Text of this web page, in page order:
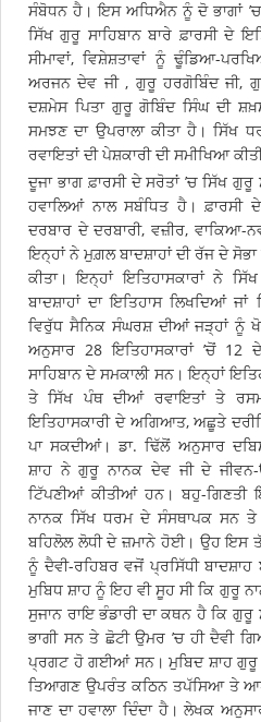
ਸੰਬੋਧਨ ਹੈ। ਇਸ ਅਧਿਐਨ ਨੂੰ ਦੋ ਭਾਗਾਂ
ਸਿੱਖ ਗੁਰੂ ਸਾਹਿਬਾਨ ਬਾਰੇ ਫ਼ਾਰਸੀ ਦੇ
ਸੀਮਾਵਾਂ, ਵਿਸ਼ੇਸ਼ਤਾਵਾਂ ਨੂੰ ਢੂੰਡਿਆ-
ਅਰਜਨ ਦੇਵ ਜੀ , ਗੁਰੂ ਹਰਗੋਬਿੰਦ ਜੀ,
ਦਸ਼ਮੇਸ ਪਿਤਾ ਗੁਰੂ ਗੋਬਿੰਦ ਸਿੰਘ ਦੀ
ਸਮਝਣ ਦਾ ਉਪਰਾਲਾ ਕੀਤਾ ਹੈ। ਸਿੱਖ
ਰਵਾਇਤਾਂ ਦੀ ਪੇਸ਼ਕਾਰੀ ਦੀ ਸਮੀਖਿਆ
ਦੂਜਾ ਭਾਗ ਫ਼ਾਰਸੀ ਦੇ ਸਰੋਤਾਂ ’ਚ ਸਿੱਖ ਗੁਰੂ
ਹਵਾਲਿਆਂ ਨਾਲ ਸਬੰਧਿਤ ਹੈ। ਫ਼ਾਰਸੀ
ਦਰਬਾਰ ਦੇ ਦਰਬਾਰੀ, ਵਜ਼ੀਰ, ਵਾਕਿਆ-
ਇਨ੍ਹਾਂ ਨੇ ਮੁਗ਼ਲ ਬਾਦਸ਼ਾਹਾਂ ਦੀ ਰੱਜ ਦੇ
ਕੀਤਾ। ਇਨ੍ਹਾਂ ਇਤਿਹਾਸਕਾਰਾਂ ਨੇ
ਬਾਦਸ਼ਾਹਾਂ ਦਾ ਇਤਿਹਾਸ ਲਿਖਦਿਆਂ
ਵਿਰੁੱਧ ਸੈਨਿਕ ਸੰਘਰਸ਼ ਦੀਆਂ ਜੜ੍ਹਾਂ ਨੂੰ
ਅਨੁਸਾਰ 28 ਇਤਿਹਾਸਕਾਰਾਂ ’ਚੋਂ 12
ਸਾਹਿਬਾਨ ਦੇ ਸਮਕਾਲੀ ਸਨ। ਇਨ੍ਹਾਂ
ਤੇ ਸਿੱਖ ਪੰਥ ਦੀਆਂ ਰਵਾਇਤਾਂ ਤੇ
ਇਤਿਹਾਸਕਾਰੀ ਦੇ ਅਗਿਆਤ, ਅਛੂਤੇ
ਪਾ ਸਕਦੀਆਂ। ਡਾ. ਢਿੱਲੋਂ ਅਨੁਸਾਰ
ਸ਼ਾਹ ਨੇ ਗੁਰੂ ਨਾਨਕ ਦੇਵ ਜੀ ਦੇ
ਟਿੱਪਣੀਆਂ ਕੀਤੀਆਂ ਹਨ। ਬਹੁ-ਗਿਣਤੀ
ਨਾਨਕ ਸਿੱਖ ਧਰਮ ਦੇ ਸੰਸਥਾਪਕ ਸਨ ਤੇ
ਬਹਿਲੋਲ ਲੋਧੀ ਦੇ ਜ਼ਮਾਨੇ ਹੋਈ। ਉਹ ਇਸ
ਨੂੰ ਦੈਵੀ-ਰਹਿਬਰ ਵਜੋਂ ਪ੍ਰਸਿੱਧੀ
ਮੁਬਿਧ ਸ਼ਾਹ ਨੂੰ ਇਹ ਵੀ ਸੂਹ ਸੀ ਕਿ ਗੁਰੂ
ਸੁਜਾਨ ਰਾਇ ਭੰਡਾਰੀ ਦਾ ਕਥਨ ਹੈ ਕਿ ਗੁਰੂ
ਭਾਗੀ ਸਨ ਤੇ ਛੋਟੀ ਉਮਰ ’ਚ ਹੀ ਦੈਵੀ
ਪ੍ਰਗਟ ਹੋ ਗਈਆਂ ਸਨ। ਮੁਬਿਦ ਸ਼ਾਹ ਗੁਰੂ
ਤਿਆਗਣ ਉਪਰੰਤ ਕਠਿਨ ਤਪੱਸਿਆ ਤੇ
ਜਾਣ ਦਾ ਹਵਾਲਾ ਦਿੰਦਾ ਹੈ। ਲੇਖਕ